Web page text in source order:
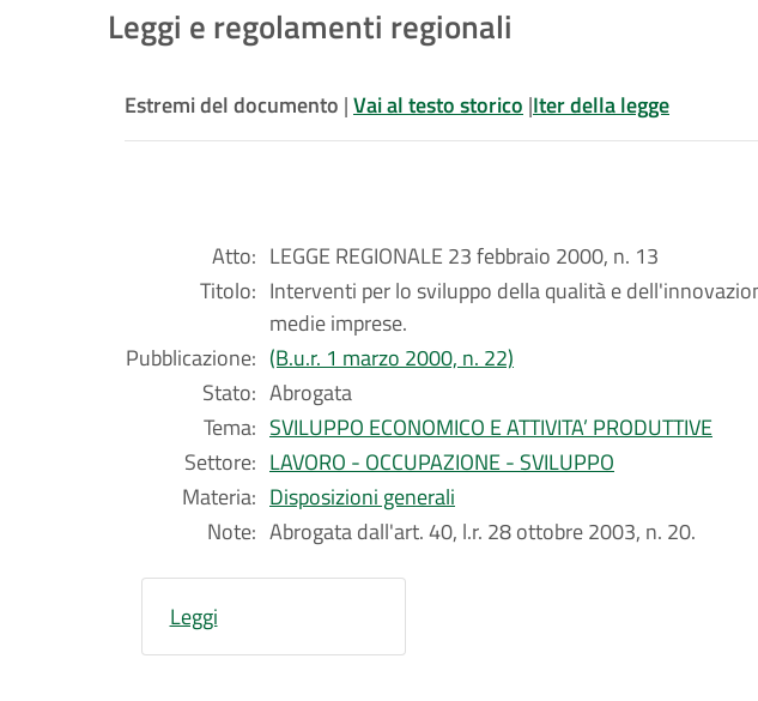
Leggi e regolamenti regionali
Estremi del documento |Vai al testo storico |Iter della legge
Atto: LEGGE REGIONALE 23 febbraio 2000, n. 13
Titolo: Interventi per lo sviluppo della qualità e
medie imprese.
Pubblicazione: (B.u.r. 1 marzo 2000, n. 22)
Stato: Abrogata
Tema: SVILUPPO ECONOMICO E ATTIVITA’ PRODUTTIVE
Settore: LAVORO - OCCUPAZIONE - SVILUPPO
Materia: Disposizioni generali
Note: Abrogata dall'art. 40, l.r. 28 ottobre 2003, n. 20.
Leggi